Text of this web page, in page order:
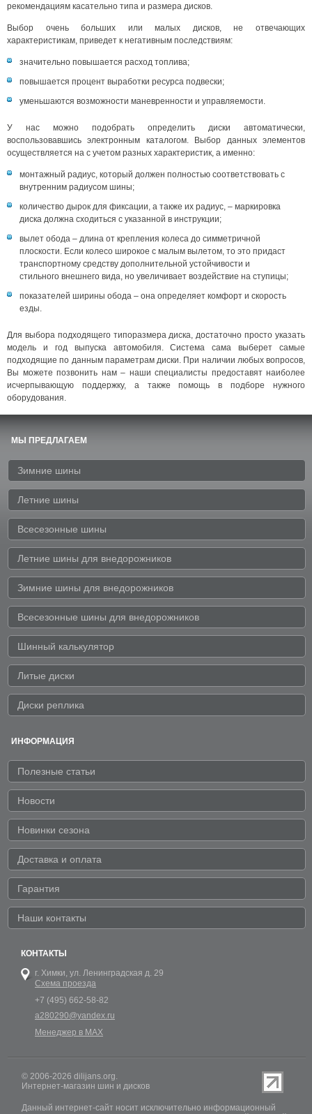
рекомендациям касательно типа и размера дисков.
Выбор очень больших или малых дисков, не отвечающих
характеристикам, приведет к негативным последствиям:
значительно повышается расход топлива;
повышается процент выработки ресурса подвески;
уменьшаются возможности маневренности и управляемости.
У нас можно подобрать определить диски автоматически,
воспользовавшись электронным каталогом. Выбор данных элементов
осуществляется на с учетом разных характеристик, а именно:
монтажный радиус, который должен полностью соответствовать с
внутренним радиусом шины;
количество дырок для фиксации, а также их радиус, – маркировка
диска должна сходиться с указанной в инструкции;
вылет обода – длина от крепления колеса до симметричной
плоскости. Если колесо широкое с малым вылетом, то это придаст
транспортному средству дополнительной устойчивости и
стильного внешнего вида, но увеличивает воздействие на ступицы;
показателей ширины обода – она определяет комфорт и скорость
езды.
Для выбора подходящего типоразмера диска, достаточно просто указать
модель и год выпуска автомобиля. Система сама выберет самые
подходящие по данным параметрам диски. При наличии любых вопросов,
Вы можете позвонить нам – наши специалисты предоставят наиболее
исчерпывающую поддержку, а также помощь в подборе нужного
оборудования.
МЫ ПРЕДЛАГАЕМ
Зимние шины
Летние шины
Всесезонные шины
Летние шины для внедорожников
Зимние шины для внедорожников
Всесезонные шины для внедорожников
Шинный калькулятор
Литые диски
Диски реплика
ИНФОРМАЦИЯ
Полезные статьи
Новости
Новинки сезона
Доставка и оплата
Гарантия
Наши контакты
КОНТАКТЫ
г. Химки, ул. Ленинградская д. 29
Схема проезда
+7 (495) 662-58-82
a280290@yandex.ru
Менеджер в MAX
© 2006-2026 dilijans.org.
Интернет-магазин шин и дисков
Данный интернет-сайт носит исключительно информационный